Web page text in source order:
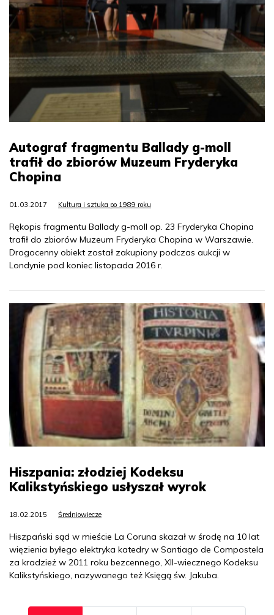
Autograf fragmentu Ballady g-moll
trafił do zbiorów Muzeum Fryderyka
Chopina
01.03.2017 Kultura i sztuka po 1989 roku
Rękopis fragmentu Ballady g-moll op. 23 Fryderyka Chopina
trafił do zbiorów Muzeum Fryderyka Chopina w Warszawie.
Drogocenny obiekt został zakupiony podczas aukcji w
Londynie pod koniec listopada 2016 r.
Hiszpania: złodziej Kodeksu
Kalikstyńskiego usłyszał wyrok
18.02.2015 Średniowiecze
Hiszpański sąd w mieście La Coruna skazał w środę na 10 lat
więzienia byłego elektryka katedry w Santiago de Compostela
za kradzież w 2011 roku bezcennego, XII-wiecznego Kodeksu
Kalikstyńskiego, nazywanego też Księgą św. Jakuba.